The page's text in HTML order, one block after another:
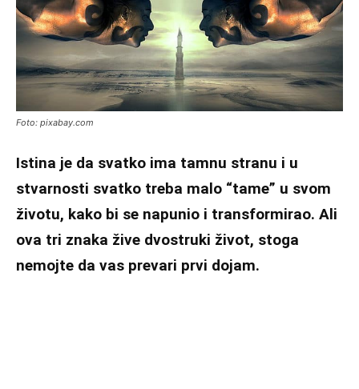
Foto: pixabay.com
Istina je da svatko ima tamnu stranu i u
stvarnosti svatko treba malo “tame” u svom
životu, kako bi se napunio i transformirao. Ali
ova tri znaka žive dvostruki život, stoga
nemojte da vas prevari prvi dojam.